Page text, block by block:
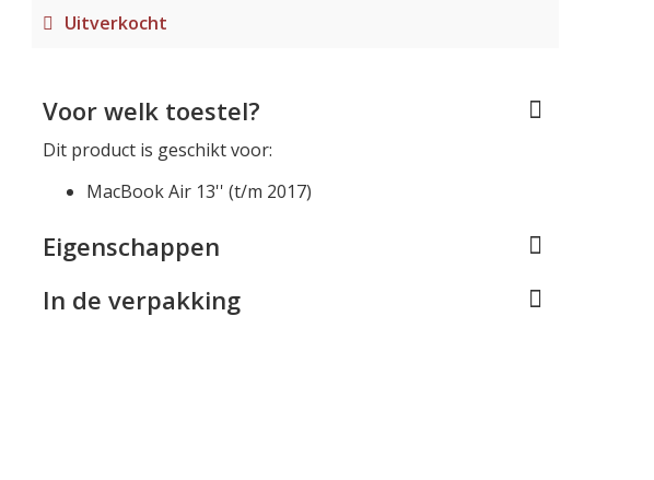
Uitverkocht
Voor welk toestel?
Dit product is geschikt voor:
MacBook Air 13'' (t/m 2017)
Eigenschappen
In de verpakking